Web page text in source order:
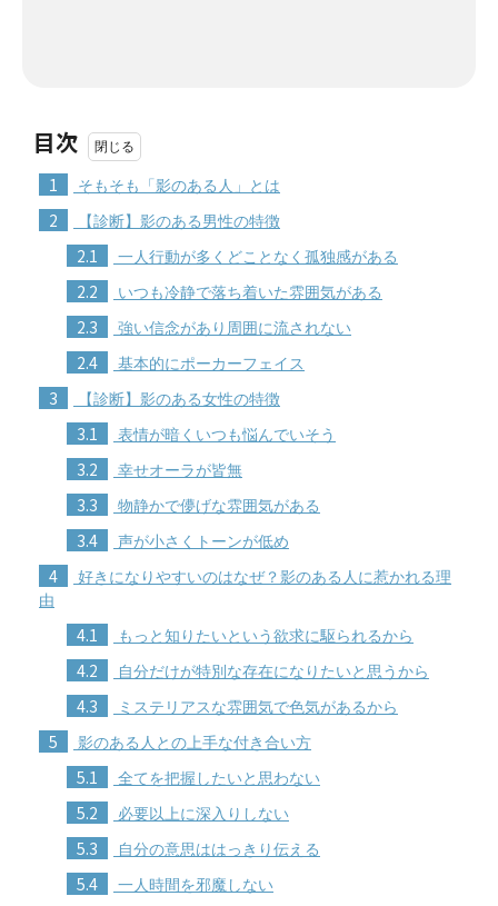
目次
1 そもそも「影のある人」とは
2 【診断】影のある男性の特徴
2.1 一人行動が多くどことなく孤独感がある
2.2 いつも冷静で落ち着いた雰囲気がある
2.3 強い信念があり周囲に流されない
2.4 基本的にポーカーフェイス
3 【診断】影のある女性の特徴
3.1 表情が暗くいつも悩んでいそう
3.2 幸せオーラが皆無
3.3 物静かで儚げな雰囲気がある
3.4 声が小さくトーンが低め
4
好きになりやすいのはなぜ？影のある人に惹かれる理
由
4.1 もっと知りたいという欲求に駆られるから
4.2 自分だけが特別な存在になりたいと思うから
4.3 ミステリアスな雰囲気で色気があるから
5 影のある人との上手な付き合い方
5.1 全てを把握したいと思わない
5.2 必要以上に深入りしない
5.3 自分の意思ははっきり伝える
5.4 一人時間を邪魔しない